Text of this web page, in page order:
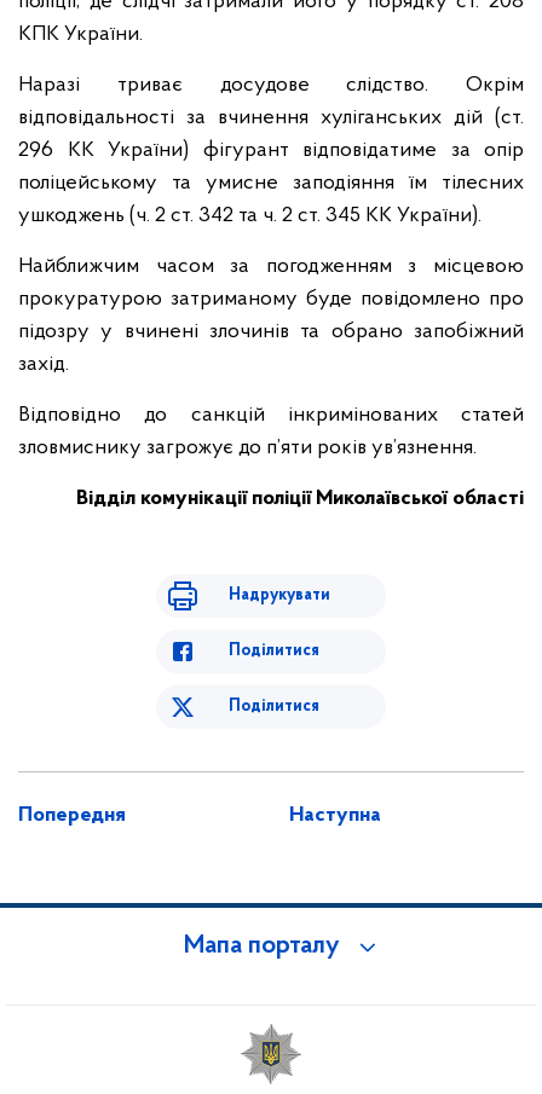
КПК України.
Наразі триває досудове слідство. Окрім
відповідальності за вчинення хуліганських дій (ст.
296 КК України) фігурант відповідатиме за опір
поліцейському та умисне заподіяння їм тілесних
ушкоджень (ч. 2 ст. 342 та ч. 2 ст. 345 КК України).
Найближчим часом за погодженням з місцевою
прокуратурою затриманому буде повідомлено про
підозру у вчинені злочинів та обрано запобіжний
захід.
Відповідно до санкцій інкримінованих статей
зловмиснику загрожує до п’яти років ув’язнення.
Відділ комунікації поліції Миколаївської області
Надрукувати
Поділитися
Поділитися
Попередня Наступна
Мапа порталу